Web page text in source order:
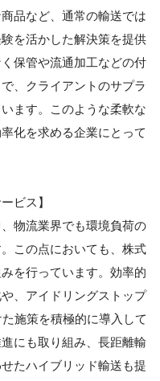
品など、通常の輸送では
を活かした解決策を提供
保管や流通加工などの付
、クライアントのサプラ
ます。このような柔軟な
化を求める企業にとって
ビス】
物流業界でも環境負荷の
この点においても、株式
を行っています。効率的
、アイドリングストップ
施策を積極的に導入して
にも取り組み、長距離輸
たハイブリッド輸送も提